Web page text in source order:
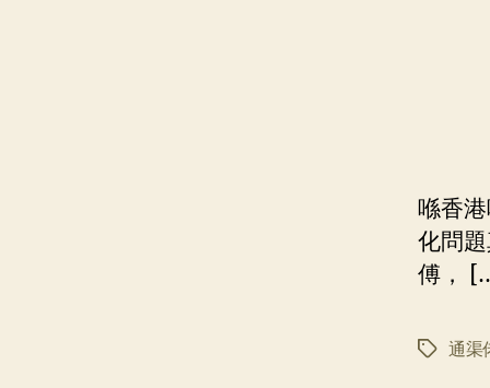
喺香
化問
傅，
标
通渠